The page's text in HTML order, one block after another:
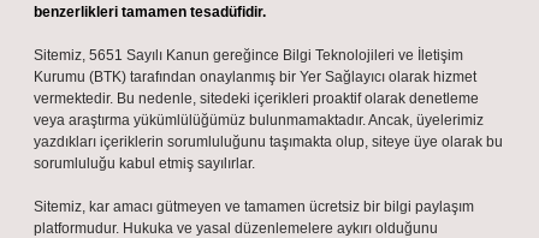
benzerlikleri tamamen tesadüfidir.
Sitemiz, 5651 Sayılı Kanun gereğince Bilgi Teknolojileri ve İletişim
Kurumu (BTK) tarafından onaylanmış bir Yer Sağlayıcı olarak hizmet
vermektedir. Bu nedenle, sitedeki içerikleri proaktif olarak denetleme
veya araştırma yükümlülüğümüz bulunmamaktadır. Ancak, üyelerimiz
yazdıkları içeriklerin sorumluluğunu taşımakta olup, siteye üye olarak bu
sorumluluğu kabul etmiş sayılırlar.
Sitemiz, kar amacı gütmeyen ve tamamen ücretsiz bir bilgi paylaşım
platformudur. Hukuka ve yasal düzenlemelere aykırı olduğunu